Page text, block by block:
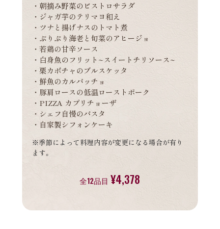
・朝摘み野菜のビストロサラダ
・ジャガ芋のテリマヨ和え
・ツナと揚げナスのトマト煮
・ぷりぷり海老と旬菜のアヒージョ
・若鶏の甘辛ソース
・白身魚のフリット~スイートチリソース~
・栗カボチャのブルスケッタ
・鮮魚のカルパッチョ
・豚肩ロースの低温ローストポーク
・PIZZA カプリチョーザ
・シェフ自慢のパスタ
・自家製シフォンケーキ
※季節によって料理内容が変更になる場合が有り
ます。
全12品目 ¥4,378